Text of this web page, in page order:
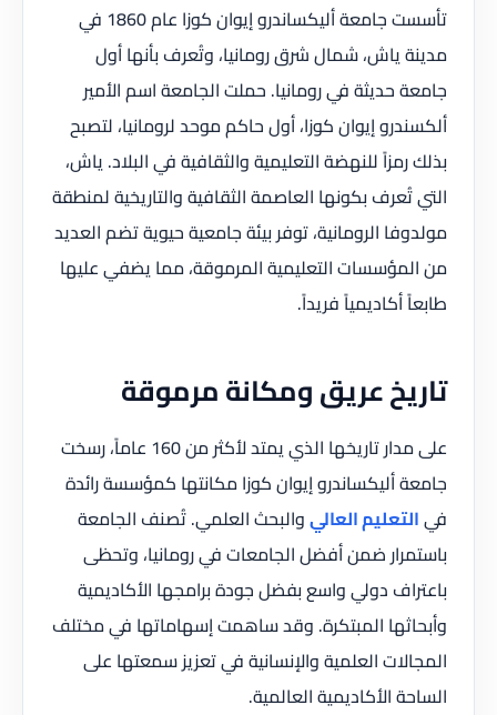
تأسست جامعة أليكساندرو إيوان كوزا عام 1860 في
مدينة ياش، شمال شرق رومانيا، وتُعرف بأنها أول
جامعة حديثة في رومانيا. حملت الجامعة اسم الأمير
ألكسندرو إيوان كوزا، أول حاكم موحد لرومانيا، لتصبح
بذلك رمزاً للنهضة التعليمية والثقافية في البلاد. ياش،
التي تُعرف بكونها العاصمة الثقافية والتاريخية لمنطقة
مولدوفا الرومانية، توفر بيئة جامعية حيوية تضم العديد
من المؤسسات التعليمية المرموقة، مما يضفي عليها
طابعاً أكاديمياً فريداً.
تاريخ عريق ومكانة مرموقة
على مدار تاريخها الذي يمتد لأكثر من 160 عاماً، رسخت
جامعة أليكساندرو إيوان كوزا مكانتها كمؤسسة رائدة
فيالتعليم العاليوالبحث العلمي. تُصنف الجامعة
باستمرار ضمن أفضل الجامعات في رومانيا، وتحظى
باعتراف دولي واسع بفضل جودة برامجها الأكاديمية
وأبحاثها المبتكرة. وقد ساهمت إسهاماتها في مختلف
المجالات العلمية والإنسانية في تعزيز سمعتها على
الساحة الأكاديمية العالمية.